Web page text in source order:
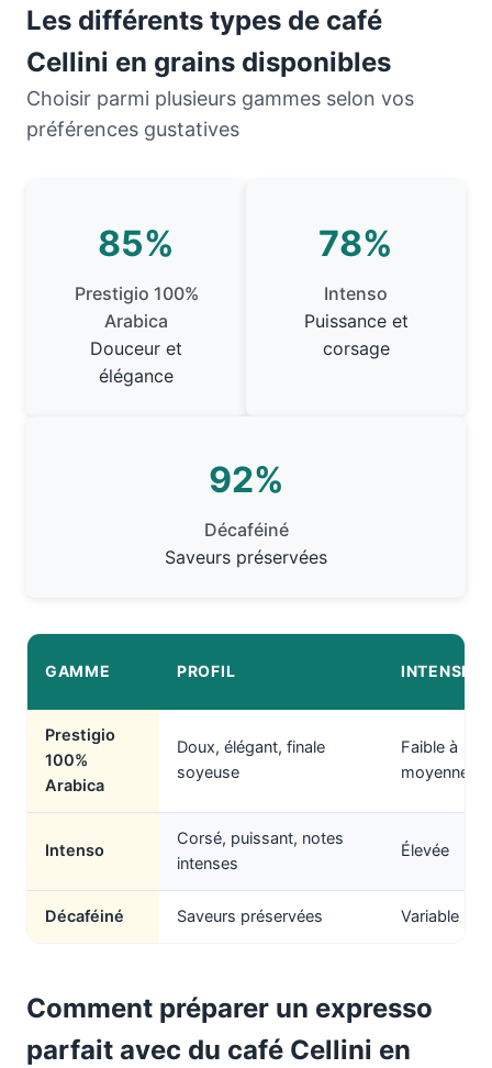
Les différents types de café
Cellini en grains disponibles
Choisir parmi plusieurs gammes selon vos
préférences gustatives
85%
Prestigio 100%
Arabica
Douceur et
élégance
78%
Intenso
Puissance et
corsage
92%
Décaféiné
Saveurs préservées
GAMME PROFIL INTENSITÉ
Prestigio
100%
Arabica
Doux, élégant, finale
soyeuse
Faible à
moyenne
Intenso
Corsé, puissant, notes
intenses
Élevée
Décaféiné Saveurs préservées Variable
Comment préparer un expresso
parfait avec du café Cellini en